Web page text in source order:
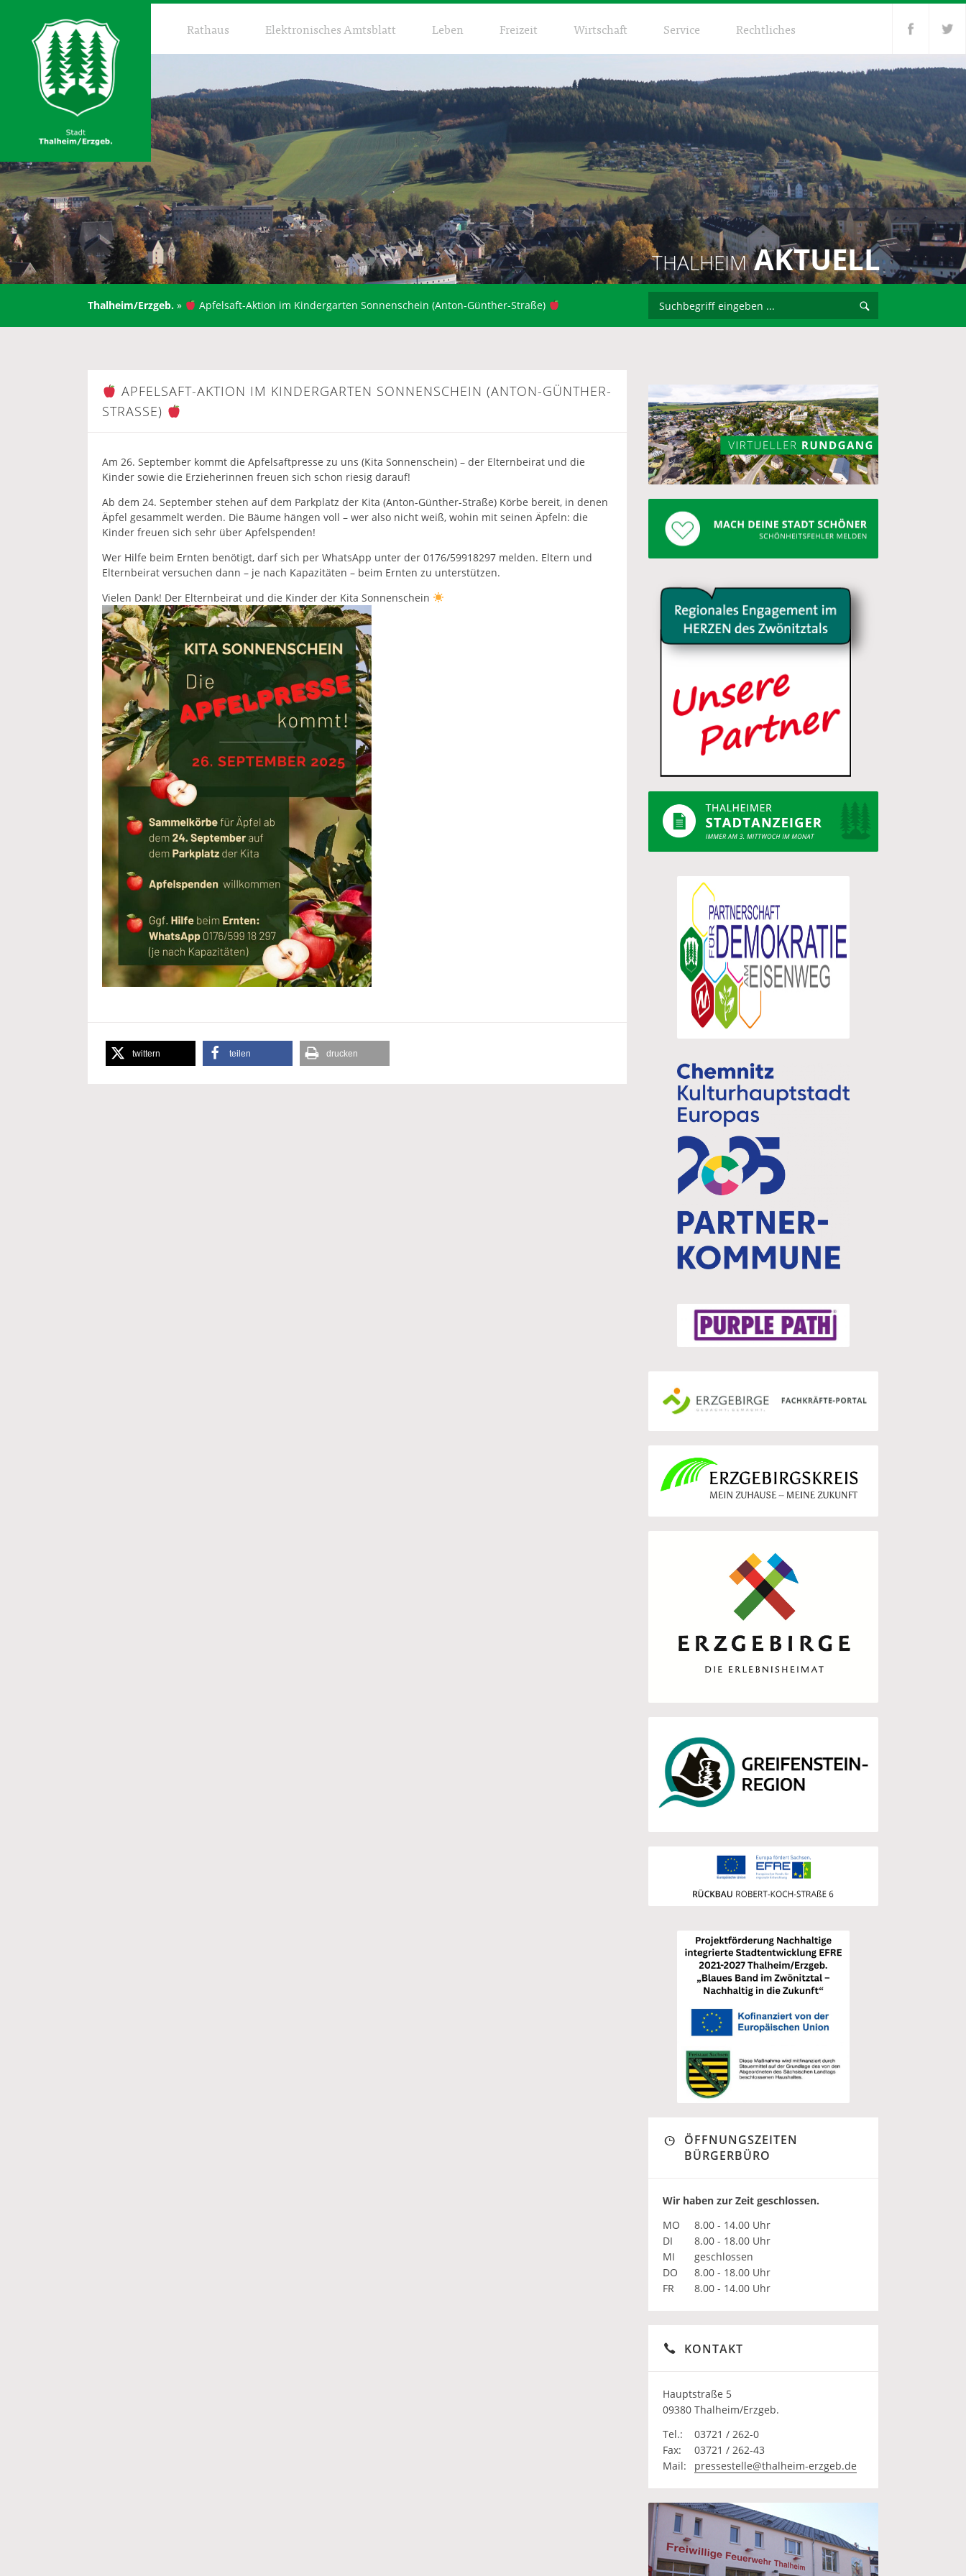
Rathaus Elektronisches Amtsblatt Leben Freizeit Wirtschaft Service Rechtliches
THALHEIMAKTUELL
Thalheim/Erzgeb. » Apfelsaft-Aktion im Kindergarten Sonnenschein (Anton-Günther-Straße)
APFELSAFT-AKTION IM KINDERGARTEN SONNENSCHEIN (ANTON-GÜNTHER-
STRASSE)
Am 26. September kommt die Apfelsaftpresse zu uns (Kita Sonnenschein) – der Elternbeirat und die
Kinder sowie die Erzieherinnen freuen sich schon riesig darauf!
Ab dem 24. September stehen auf dem Parkplatz der Kita (Anton-Günther-Straße) Körbe bereit, in denen
Äpfel gesammelt werden. Die Bäume hängen voll – wer also nicht weiß, wohin mit seinen Äpfeln: die
Kinder freuen sich sehr über Apfelspenden!
Wer Hilfe beim Ernten benötigt, darf sich per WhatsApp unter der 0176/59918297 melden. Eltern und
Elternbeirat versuchen dann – je nach Kapazitäten – beim Ernten zu unterstützen.
Vielen Dank! Der Elternbeirat und die Kinder der Kita Sonnenschein
twittern teilen drucken
ÖFFNUNGSZEITEN
BÜRGERBÜRO
Wir haben zur Zeit geschlossen.
MO
8.00 - 14.00 Uhr
DI
8.00 - 18.00 Uhr
MI
geschlossen
DO
8.00 - 18.00 Uhr
FR
8.00 - 14.00 Uhr
KONTAKT
Hauptstraße 5
09380 Thalheim/Erzgeb.
Tel.:
03721 / 262-0
Fax:
03721 / 262-43
Mail:
pressestelle@thalheim-erzgeb.de